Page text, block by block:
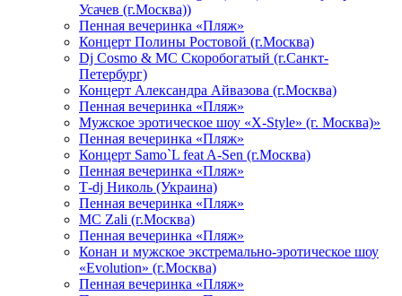
Усачев (г.Москва))
Пенная вечеринка «Пляж»
Концерт Полины Ростовой (г.Москва)
Dj Cosmo & МС Скоробогатый (г.Санкт-
Петербург)
Концерт Александра Айвазова (г.Москва)
Пенная вечеринка «Пляж»
Мужское эротическое шоу «X-Style» (г. Москва)»
Пенная вечеринка «Пляж»
Концерт Samo`L feat A-Sen (г.Москва)
Пенная вечеринка «Пляж»
Т-dj Николь (Украина)
Пенная вечеринка «Пляж»
МС Zali (г.Москва)
Пенная вечеринка «Пляж»
Конан и мужское экстремально-эротическое шоу
«Evolution» (г.Москва)
Пенная вечеринка «Пляж»